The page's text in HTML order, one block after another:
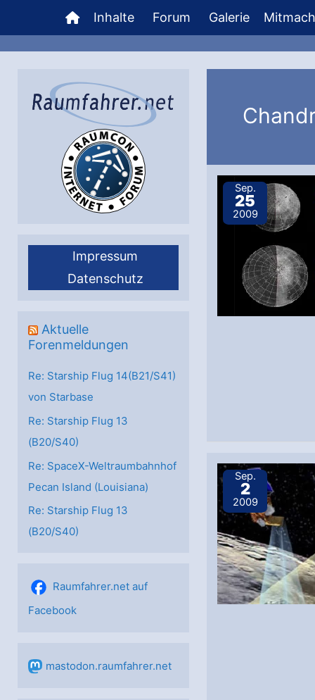
Inhalt
springen
Inhalte Forum Galerie
Impressum
Datenschutz
Aktuelle
Forenmeldungen
Re: Starship Flug 14(B21/S41)
von Starbase
Re: Starship Flug 13
(B20/S40)
Re: SpaceX-Weltraumbahnhof
Pecan Island (Louisiana)
Re: Starship Flug 13
(B20/S40)
Raumfahrer.net auf
Facebook
mastodon.raumfahrer.net
Sep.
25
2009
Sep.
2
2009